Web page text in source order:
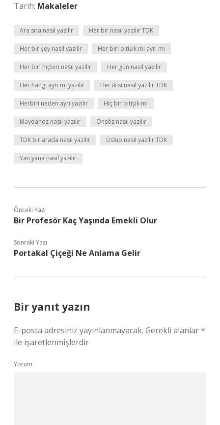
Tarih: Makaleler
Ara sıra nasıl yazılır Her bir nasıl yazılır TDK
Her bir şey nasıl yazılır Her biri bitişik mi ayrı mı
Her biri hiçbiri nasıl yazılır Her gün nasıl yazılır
Her hangi ayrı mı yazılır Her ikisi nasıl yazılır TDK
Herbiri neden ayrı yazılır Hiç bir bitişik mi
Maydanoz nasıl yazılır Önsöz nasıl yazılır
TDK bir arada nasıl yazılır Üslup nasıl yazılır TDK
Yan yana nasıl yazılır
Önceki Yazı
Bir Profesör Kaç Yaşında Emekli Olur
Sonraki Yazı
Portakal Çiçeği Ne Anlama Gelir
Bir yanıt yazın
E-posta adresiniz yayınlanmayacak. Gerekli alanlar*
ile işaretlenmişlerdir
Yorum